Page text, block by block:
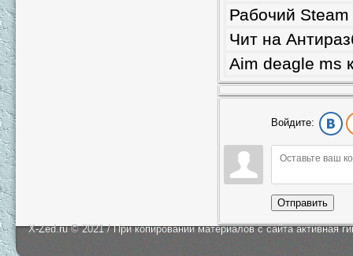
Рабочий Steam
Чит на
Aim deagle ms
Войдите:
Отправить
X-Zed.ru © 2021 / При копировании материалов с сайта активная